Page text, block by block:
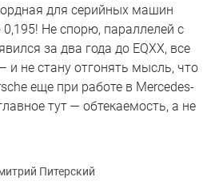
для серийных машин
Не спорю, параллелей с
за два года до EQXX, все
и не стану отгонять мысль, что
еще при работе в Mercedes-
тут — обтекаемость, а не
Питерский